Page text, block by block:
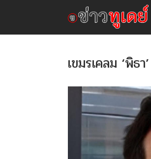
เขมรเคลม ‘พิธ